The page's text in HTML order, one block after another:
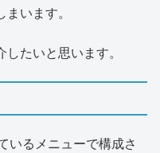
います。
たいと思います。
いるメニューで構成さ